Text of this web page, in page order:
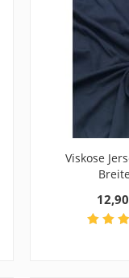
Viskose